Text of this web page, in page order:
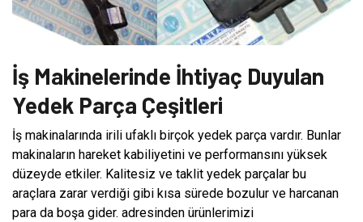
İş Makinelerinde İhtiyaç Duyulan
Yedek Parça Çeşitleri
İş makinalarında irili ufaklı birçok yedek parça vardır. Bunlar
makinaların hareket kabiliyetini ve performansını yüksek
düzeyde etkiler. Kalitesiz ve taklit yedek parçalar bu
araçlara zarar verdiği gibi kısa sürede bozulur ve harcanan
para da boşa gider. adresinden ürünlerimizi